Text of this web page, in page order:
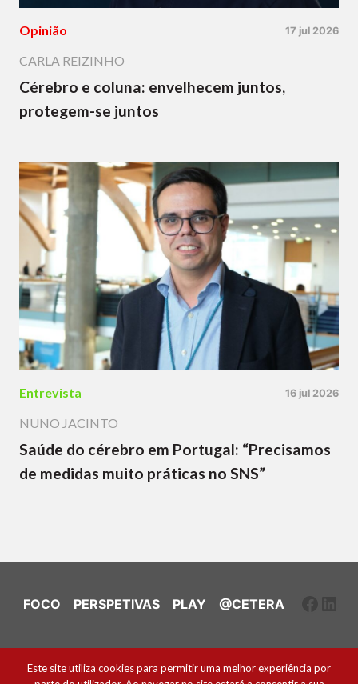
Opinião 17 jul 2026
CARLA REIZINHO
Cérebro e coluna: envelhecem juntos,
protegem-se juntos
Entrevista 16 jul 2026
NUNO JACINTO
Saúde do cérebro em Portugal: “Precisamos
de medidas muito práticas no SNS”
FOCO PERSPETIVAS PLAY @CETERA
Ficha Técnica e Estatuto Editorial
Este site utiliza cookies para permitir uma melhor experiência por